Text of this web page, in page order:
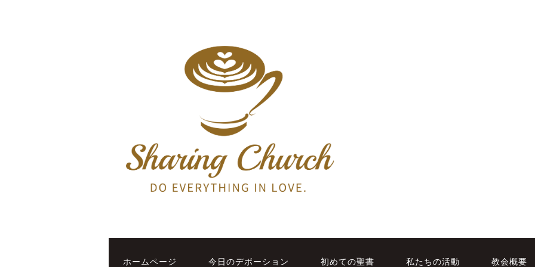
ホームページ 今日のデボーション 初めての聖書 私たちの活動 教会概要